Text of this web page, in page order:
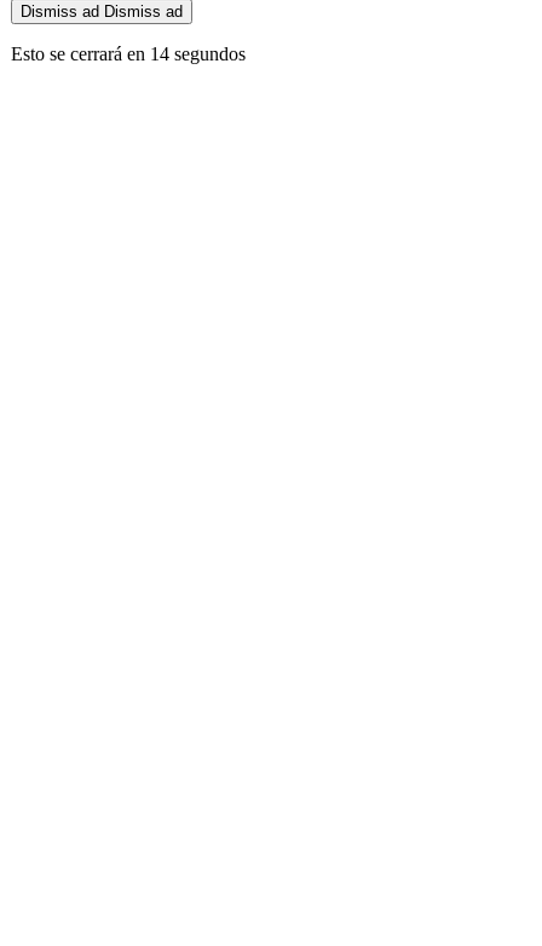
Dismiss ad Dismiss ad
Esto se cerrará en 14 segundos